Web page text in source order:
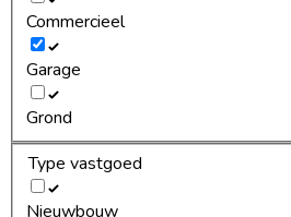
Commercieel
Garage
Grond
Type vastgoed
Nieuwbouw